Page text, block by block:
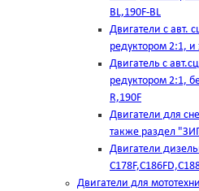
BL,190F-BL
Двигатели с авт.
редуктором 2:1, и
Двигатель с
редуктором 2:1,
R,190F
Двигатели для
также раздел
Двигатели
Двигатели для